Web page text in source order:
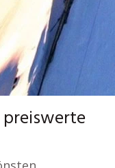
preiswerte